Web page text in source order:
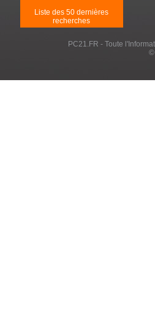
Liste des 50 dernières
recherches
PC21.FR - Toute
©